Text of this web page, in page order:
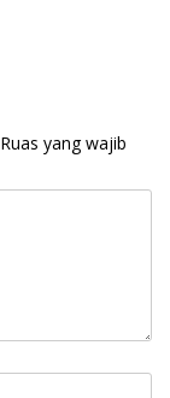
Ruas yang wajib